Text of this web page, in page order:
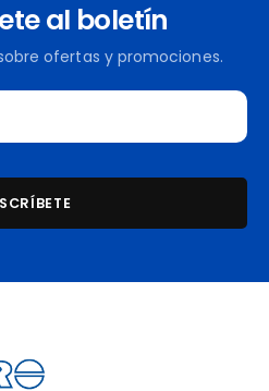
al boletín
ofertas y promociones.